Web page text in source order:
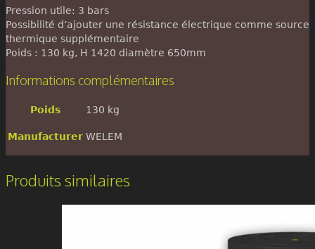
Pression utile: 3 bars
Possibilité d’ajouter une résistance électrique comme source
thermique supplémentaire
Poids : 130 kg, H 1420 diamètre 650mm
Informations complémentaires
Poids 130 kg
Manufacturer WELEM
Produits similaires